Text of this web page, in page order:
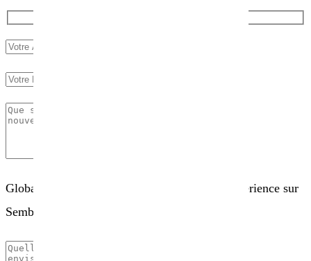
Globalement, comment évaluez-vous votre expérience sur
Sembio.fr ?